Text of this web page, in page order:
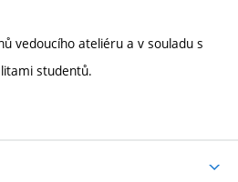
vedoucího ateliéru a v souladu s
studentů.